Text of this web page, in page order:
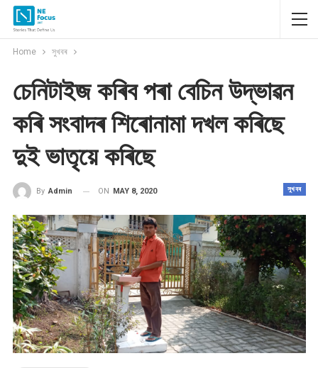
Home সুখবৰ
চেনিটাইজ কৰিব পৰা বেচিন উদ্ভাৱন
কৰি সংবাদৰ শিৰোনামা দখল কৰিছে
দুই ভাতৃয়ে কৰিছে
সুখবৰ
By Admin ON MAY 8, 2020